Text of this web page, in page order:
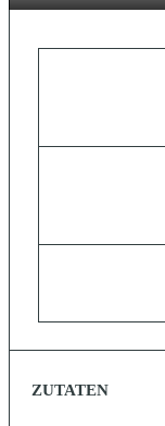
ZUTATEN